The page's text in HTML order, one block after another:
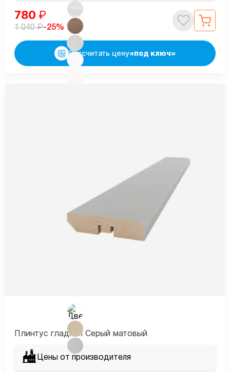
780 ₽
1 040₽-25%
Рассчитать цену«под ключ»
Плинтус гладкий Серый матовый
Цены от производителя